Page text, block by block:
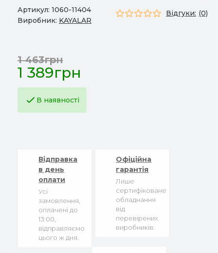
Артикул: 1060-11404
Виробник: KAYALAR
Відгуки: (0)
1 389грн
1 463грн
В наявності
Відправка
в день
оплати
Усі
замовлення,
оплачені до
13:00,
відправляємо
цього ж дня.
Офіційна
гарантія
Лише
сертифіковане
обладнання
від
перевірених
виробників.